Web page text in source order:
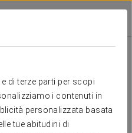
di terze parti per scopi
i contenuti in
personalizzata basata
tue abitudini di